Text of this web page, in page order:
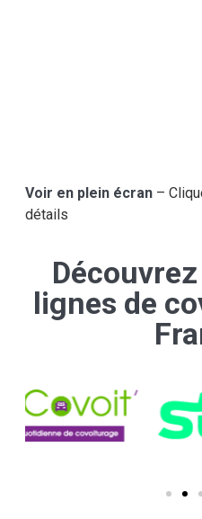
Voir en plein écran–
détails
lignes de